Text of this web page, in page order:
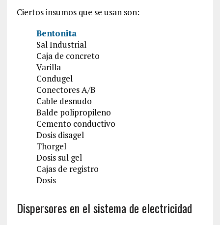
Ciertos insumos que se usan son:
Bentonita
Sal Industrial
Caja de concreto
Varilla
Condugel
Conectores A/B
Cable desnudo
Balde polipropileno
Cemento conductivo
Dosis disagel
Thorgel
Dosis sul gel
Cajas de registro
Dosis
Dispersores en el sistema de electricidad